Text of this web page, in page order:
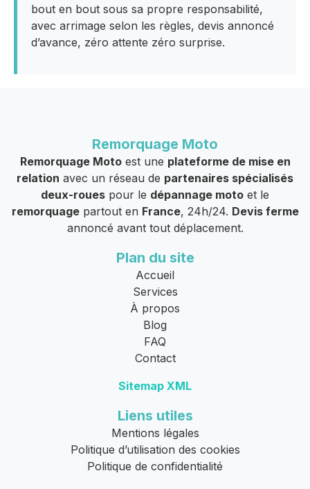
bout en bout sous sa propre responsabilité,
avec arrimage selon les règles, devis annoncé
d’avance, zéro attente zéro surprise.
Remorquage Moto
Remorquage Motoest une plateforme de mise en
relation avec un réseau de partenaires spécialisés
deux-roues pour le dépannage moto et le
remorquagepartout en France, 24h/24. Devis ferme
annoncé avant tout déplacement.
Plan du site
Accueil
Services
À propos
Blog
FAQ
Contact
Sitemap XML
Liens utiles
Mentions légales
Politique d’utilisation des cookies
Politique de confidentialité